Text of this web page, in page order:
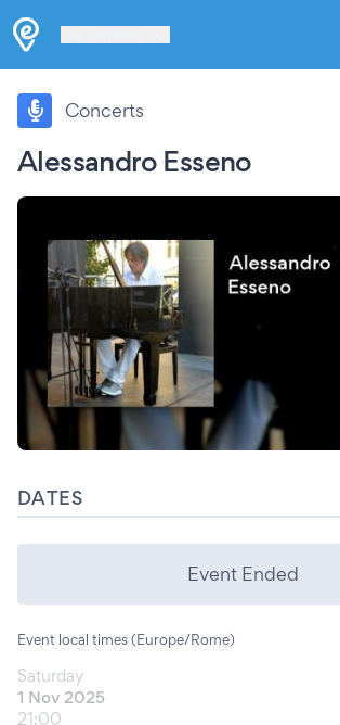
Alessandro Esseno
Concerts
DATES
Event Ended
Event local times (Europe/Rome)
Saturday
1 Nov 2025
21:00